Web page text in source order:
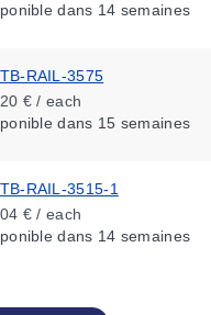
dans 14 semaines
RAIL-3575
€ / each
dans 15 semaines
RAIL-3515-1
€ / each
dans 14 semaines